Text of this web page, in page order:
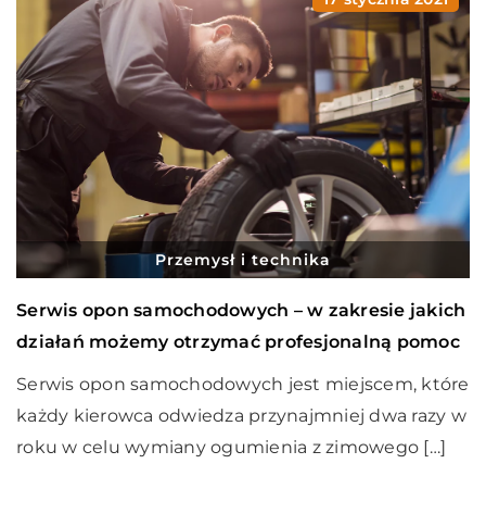
Przemysł i technika
Serwis opon samochodowych – w zakresie jakich
działań możemy otrzymać profesjonalną pomoc
Serwis opon samochodowych jest miejscem, które
każdy kierowca odwiedza przynajmniej dwa razy w
roku w celu wymiany ogumienia z zimowego […]